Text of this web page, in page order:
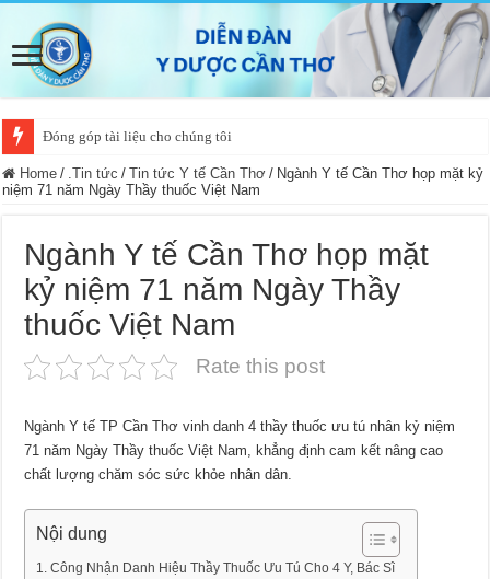
Đóng góp tài liệu cho chúng tôi
Home / .Tin tức / Tin tức Y tế Cần Thơ / Ngành Y tế Cần Thơ họp mặt kỷ
niệm 71 năm Ngày Thầy thuốc Việt Nam
Ngành Y tế Cần Thơ họp mặt
kỷ niệm 71 năm Ngày Thầy
thuốc Việt Nam
Rate this post
Ngành Y tế TP Cần Thơ vinh danh 4 thầy thuốc ưu tú nhân kỷ niệm
71 năm Ngày Thầy thuốc Việt Nam, khẳng định cam kết nâng cao
chất lượng chăm sóc sức khỏe nhân dân.
Nội dung
Công Nhận Danh Hiệu Thầy Thuốc Ưu Tú Cho 4 Y, Bác Sĩ